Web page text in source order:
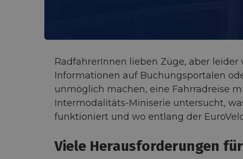
RadfahrerInnen lieben Züge, aber
Informationen auf Buchungsportalen
unmöglich machen, eine Fahrradreise
Intermodalitäts-Miniserie untersucht,
funktioniert und wo entlang der
Viele Herausforderungen